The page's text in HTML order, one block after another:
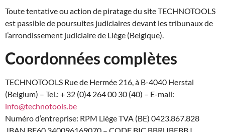
Toute tentative ou action de piratage du site TECHNOTOOLS
est passible de poursuites judiciaires devant les tribunaux de
l’arrondissement judiciaire de Liège (Belgique).
Coordonnées complètes
TECHNOTOOLS Rue de Hermée 216, à B-4040 Herstal
(Belgium) – Tel.: + 32 (0)4 264 00 30 (40) – E-mail:
info@technotools.be
Numéro d’entreprise: RPM Liège TVA (BE) 0423.867.828